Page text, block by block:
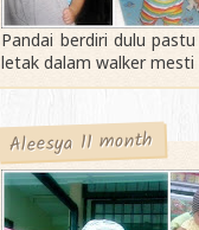
Pandai berdiri dulu
letak dalam walker
Aleesya 11 month